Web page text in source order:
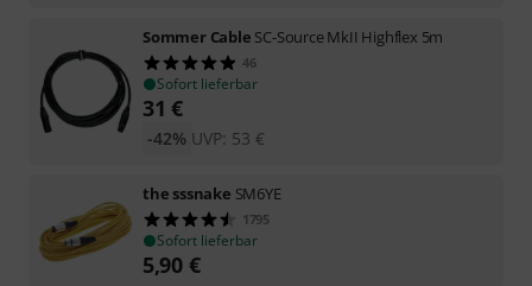
Sommer Cable SC-Source MkII Highflex 5m
46
Sofort lieferbar
31 €
UVP: 53 €
-42%
the sssnake SM6YE
1795
Sofort lieferbar
5,90 €